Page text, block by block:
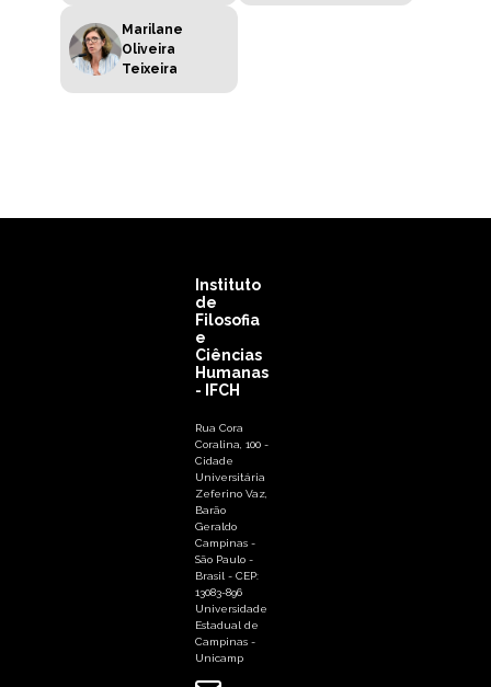
Marilane
Oliveira
Teixeira
Instituto
de
Filosofia
e
Ciências
Humanas
- IFCH
Rua Cora
Coralina, 100 -
Cidade
Universitária
Zeferino Vaz,
Barão
Geraldo
Campinas -
São Paulo -
Brasil - CEP:
13083-896
Universidade
Estadual de
Campinas -
Unicamp